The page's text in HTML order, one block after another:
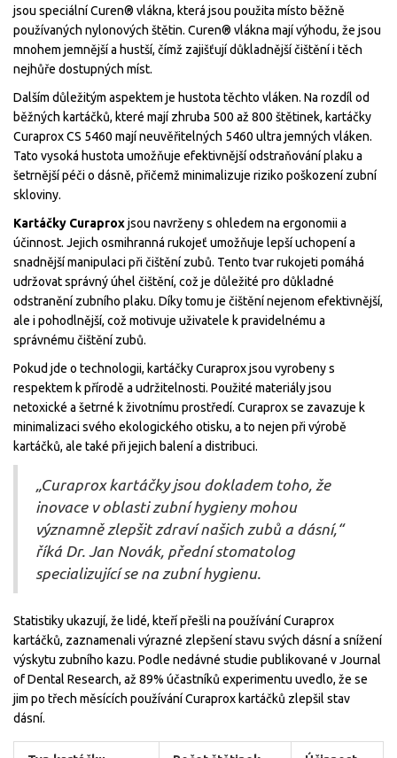
jsou speciální Curen® vlákna, která jsou použita místo běžně
používaných nylonových štětin. Curen® vlákna mají výhodu, že jsou
mnohem jemnější a hustší, čímž zajišťují důkladnější čištění i těch
nejhůře dostupných míst.
Dalším důležitým aspektem je hustota těchto vláken. Na rozdíl od
běžných kartáčků, které mají zhruba 500 až 800 štětinek, kartáčky
Curaprox CS 5460 mají neuvěřitelných 5460 ultra jemných vláken.
Tato vysoká hustota umožňuje efektivnější odstraňování plaku a
šetrnější péči o dásně, přičemž minimalizuje riziko poškození zubní
skloviny.
Kartáčky Curaproxjsou navrženy s ohledem na ergonomii a
účinnost. Jejich osmihranná rukojeť umožňuje lepší uchopení a
snadnější manipulaci při čištění zubů. Tento tvar rukojeti pomáhá
udržovat správný úhel čištění, což je důležité pro důkladné
odstranění zubního plaku. Díky tomu je čištění nejenom efektivnější,
ale i pohodlnější, což motivuje uživatele k pravidelnému a
správnému čištění zubů.
Pokud jde o technologii, kartáčky Curaprox jsou vyrobeny s
respektem k přírodě a udržitelnosti. Použité materiály jsou
netoxické a šetrné k životnímu prostředí. Curaprox se zavazuje k
minimalizaci svého ekologického otisku, a to nejen při výrobě
kartáčků, ale také při jejich balení a distribuci.
„Curaprox kartáčky jsou dokladem toho, že
inovace v oblasti zubní hygieny mohou
významně zlepšit zdraví našich zubů a dásní,“
říká Dr. Jan Novák, přední stomatolog
specializující se na zubní hygienu.
Statistiky ukazují, že lidé, kteří přešli na používání Curaprox
kartáčků, zaznamenali výrazné zlepšení stavu svých dásní a snížení
výskytu zubního kazu. Podle nedávné studie publikované v Journal
of Dental Research, až 89% účastníků experimentu uvedlo, že se
jim po třech měsících používání Curaprox kartáčků zlepšil stav
dásní.